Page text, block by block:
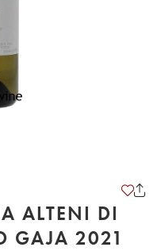
ALTENI DI
GAJA 2021